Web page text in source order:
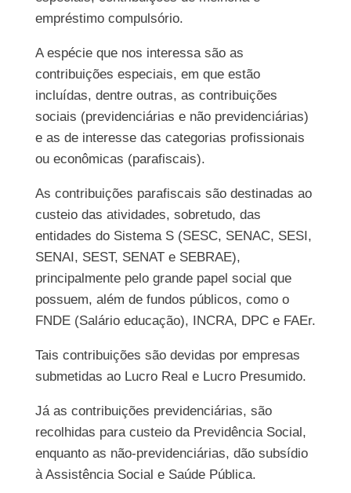
empréstimo compulsório.
A espécie que nos interessa são as
contribuições especiais, em que estão
incluídas, dentre outras, as contribuições
sociais (previdenciárias e não previdenciárias)
e as de interesse das categorias profissionais
ou econômicas (parafiscais).
As contribuições parafiscais são destinadas ao
custeio das atividades, sobretudo, das
entidades do Sistema S (SESC, SENAC, SESI,
SENAI, SEST, SENAT e SEBRAE),
principalmente pelo grande papel social que
possuem, além de fundos públicos, como o
FNDE (Salário educação), INCRA, DPC e FAEr.
Tais contribuições são devidas por empresas
submetidas ao Lucro Real e Lucro Presumido.
Já as contribuições previdenciárias, são
recolhidas para custeio da Previdência Social,
enquanto as não-previdenciárias, dão subsídio
à Assistência Social e Saúde Pública.